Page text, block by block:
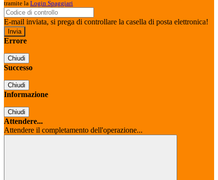
tramite la Login Spaggiari
E-mail inviata, si prega di controllare la casella di posta elettronica!
Errore
Chiudi
Successo
Chiudi
Informazione
Chiudi
Attendere...
Attendere il completamento dell'operazione...